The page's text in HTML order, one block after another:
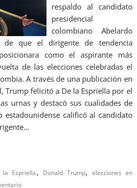
respaldo al candidato
presidencial
colombiano Abelardo
de que el dirigente de tendencia
como el aspirante más
de las elecciones celebradas el
A través de una publicación en
Trump felicitó a De la Espriella por el
urnas y destacó sus cualidades de
estadounidense calificó al candidato
Espriella, Donald Trump, elecciones en